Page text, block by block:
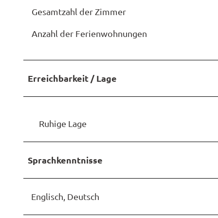
Gesamtzahl der Zimmer
Anzahl der Ferienwohnungen
Erreichbarkeit / Lage
Ruhige Lage
Sprachkenntnisse
Englisch, Deutsch